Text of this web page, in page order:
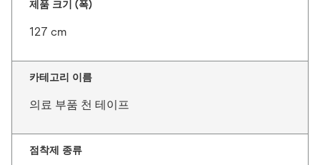
제품 크기 (폭)
127 cm
카테고리 이름
의료 부품 천 테이프
점착제 종류